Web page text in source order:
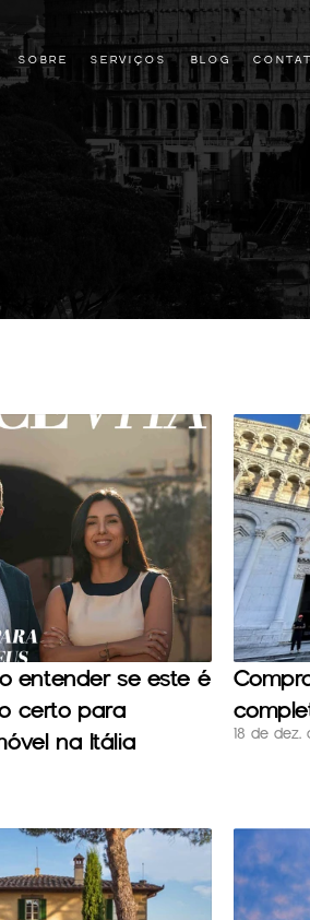
entender se este é
certo para
na Itália
18 de dez.
SOBRE SERVIÇOS BLOG